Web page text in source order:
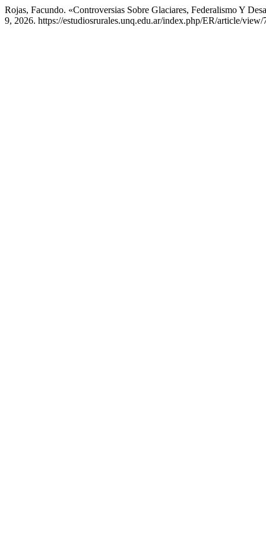
Rojas, Facundo. «Controversias Sobre Glaciares, Federalismo Y
9, 2026. https://estudiosrurales.unq.edu.ar/index.php/ER/article/view/